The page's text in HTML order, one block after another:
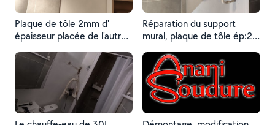
Plaque de tôle 2mm d'
épaisseur placée de l'autre
soutenant le cumulus de
Réparation du support
mural, plaque de tôle ép:2
cloison. raccordement
tuyauterie cuivre brasure
forte au phosphore.